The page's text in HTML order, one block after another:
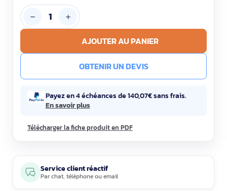
AJOUTER AU PANIER
OBTENIR UN DEVIS
Payez en 4 échéances de 140,07€ sans frais.
En savoir plus
Télécharger la fiche produit en PDF
Service client réactif
Parchat, téléphoneouemail